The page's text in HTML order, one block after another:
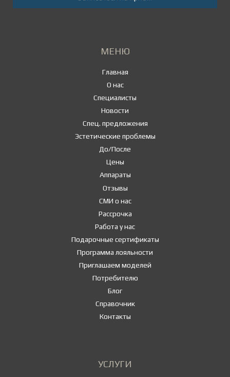
МЕНЮ
Главная
О нас
Специалисты
Новости
Спец. предложения
Эстетические проблемы
До/После
Цены
Аппараты
Отзывы
СМИ о нас
Рассрочка
Работа у нас
Подарочные сертификаты
Программа лояльности
Приглашаем моделей
Потребителю
Блог
Справочник
Контакты
УСЛУГИ